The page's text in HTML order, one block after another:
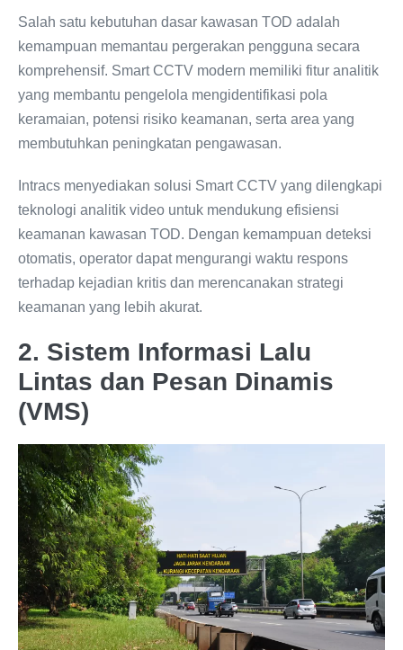
Salah satu kebutuhan dasar kawasan TOD adalah
kemampuan memantau pergerakan pengguna secara
komprehensif. Smart CCTV modern memiliki fitur analitik
yang membantu pengelola mengidentifikasi pola
keramaian, potensi risiko keamanan, serta area yang
membutuhkan peningkatan pengawasan.
Intracs menyediakan solusi Smart CCTV yang dilengkapi
teknologi analitik video untuk mendukung efisiensi
keamanan kawasan TOD. Dengan kemampuan deteksi
otomatis, operator dapat mengurangi waktu respons
terhadap kejadian kritis dan merencanakan strategi
keamanan yang lebih akurat.
2. Sistem Informasi Lalu
Lintas dan Pesan Dinamis
(VMS)